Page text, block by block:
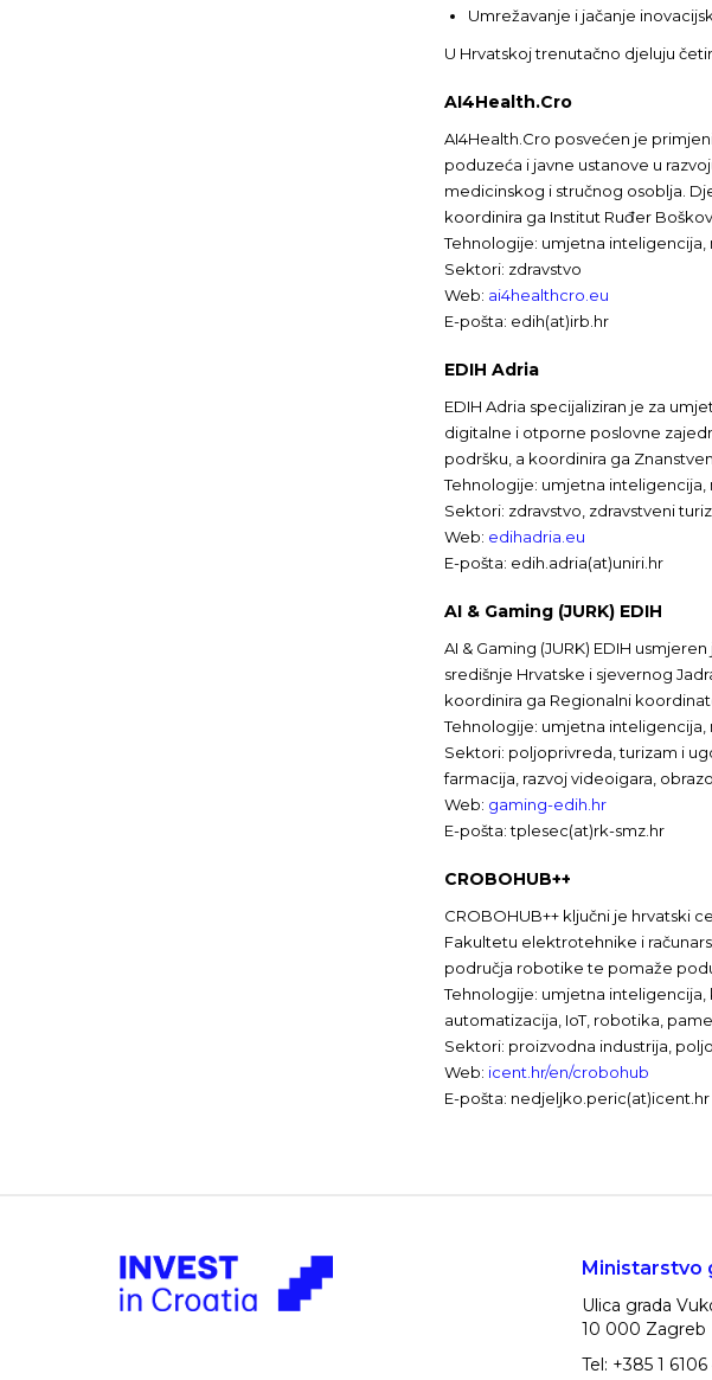
Umrežavanje i jačanje
U Hrvatskoj trenutačno djeluju
AI4Health.Cro
AI4Health.Cro posvećen je
poduzeća i javne ustanove u
medicinskog i stručnog osoblja.
koordinira ga Institut Ruđer
Tehnologije: umjetna
Sektori: zdravstvo
Web: ai4healthcro.eu
E-pošta: edih(at)irb.hr
EDIH Adria
EDIH Adria specijaliziran je za
digitalne i otporne poslovne
podršku, a koordinira ga
Tehnologije: umjetna
Sektori: zdravstvo, zdravstveni
Web: edihadria.eu
E-pošta: edih.adria(at)uniri.hr
AI & Gaming (JURK) EDIH
AI & Gaming (JURK) EDIH
središnje Hrvatske i sjevernog
koordinira ga Regionalni
Tehnologije: umjetna inteligencija,
Sektori: poljoprivreda, turizam i
farmacija, razvoj videoigara,
Web: gaming-edih.hr
E-pošta: tplesec(at)rk-smz.hr
CROBOHUB++
CROBOHUB++ ključni je hrvatski
Fakultetu elektrotehnike i
područja robotike te pomaže
Tehnologije: umjetna inteligencija,
automatizacija, IoT, robotika,
Sektori: proizvodna industrija,
Web: icent.hr/en/crobohub
E-pošta: nedjeljko.peric(at)icent.hr
Ministarstvo
Ulica grada
10 000 Zagreb
Tel: +385 1